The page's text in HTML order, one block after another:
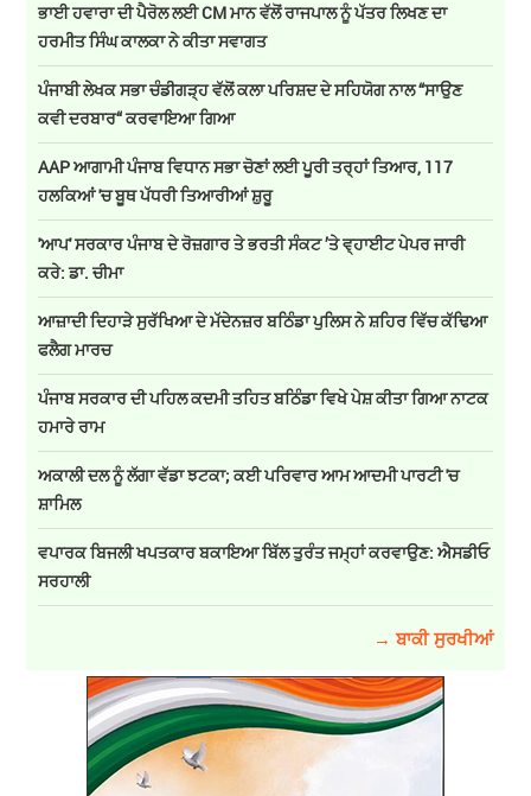
ਭਾਈ ਹਵਾਰਾ ਦੀ ਪੈਰੋਲ ਲਈ CM ਮਾਨ ਵੱਲੋਂ ਰਾਜਪਾਲ ਨੂੰ ਪੱਤਰ ਲਿਖਣ ਦਾ
ਹਰਮੀਤ ਸਿੰਘ ਕਾਲਕਾ ਨੇ ਕੀਤਾ ਸਵਾਗਤ
ਪੰਜਾਬੀ ਲੇਖਕ ਸਭਾ ਚੰਡੀਗੜ੍ਹ ਵੱਲੋਂ ਕਲਾ ਪਰਿਸ਼ਦ ਦੇ ਸਹਿਯੋਗ ਨਾਲ “ਸਾਉਣ
ਕਵੀ ਦਰਬਾਰ“ ਕਰਵਾਇਆ ਗਿਆ
AAP ਆਗਾਮੀ ਪੰਜਾਬ ਵਿਧਾਨ ਸਭਾ ਚੋਣਾਂ ਲਈ ਪੂਰੀ ਤਰ੍ਹਾਂ ਤਿਆਰ, 117
ਹਲਕਿਆਂ 'ਚ ਬੂਥ ਪੱਧਰੀ ਤਿਆਰੀਆਂ ਸ਼ੁਰੂ
'ਆਪ' ਸਰਕਾਰ ਪੰਜਾਬ ਦੇ ਰੋਜ਼ਗਾਰ ਤੇ ਭਰਤੀ ਸੰਕਟ ’ਤੇ ਵ੍ਹਾਈਟ ਪੇਪਰ ਜਾਰੀ
ਕਰੇ: ਡਾ. ਚੀਮਾ
ਆਜ਼ਾਦੀ ਦਿਹਾੜੇ ਸੁਰੱਖਿਆ ਦੇ ਮੱਦੇਨਜ਼ਰ ਬਠਿੰਡਾ ਪੁਲਿਸ ਨੇ ਸ਼ਹਿਰ ਵਿੱਚ ਕੱਢਿਆ
ਫਲੈਗ ਮਾਰਚ
ਪੰਜਾਬ ਸਰਕਾਰ ਦੀ ਪਹਿਲ ਕਦਮੀ ਤਹਿਤ ਬਠਿੰਡਾ ਵਿਖੇ ਪੇਸ਼ ਕੀਤਾ ਗਿਆ ਨਾਟਕ
ਹਮਾਰੇ ਰਾਮ
ਅਕਾਲੀ ਦਲ ਨੂੰ ਲੱਗਾ ਵੱਡਾ ਝਟਕਾ; ਕਈ ਪਰਿਵਾਰ ਆਮ ਆਦਮੀ ਪਾਰਟੀ 'ਚ
ਸ਼ਾਮਿਲ
ਵਪਾਰਕ ਬਿਜਲੀ ਖਪਤਕਾਰ ਬਕਾਇਆ ਬਿੱਲ ਤੁਰੰਤ ਜਮ੍ਹਾਂ ਕਰਵਾਉਣ: ਐਸਡੀਓ
ਸਰਹਾਲੀ
→ ਬਾਕੀ ਸੁਰਖੀਆਂ